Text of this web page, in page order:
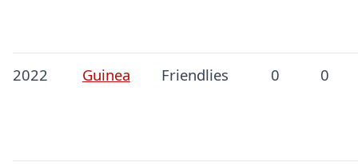
2022 Guinea Friendlies 0 0